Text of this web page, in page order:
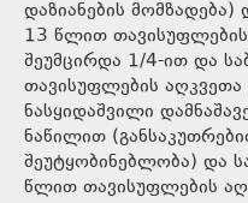
დაზიანების
13 წლით
შეუმცირდა 1/4-ით და
თავისუფლების აღკვეთა
ნასყიდაშვილი
ნაწილით
შეუტყობინებლობა) და
წლით თავისუფლების